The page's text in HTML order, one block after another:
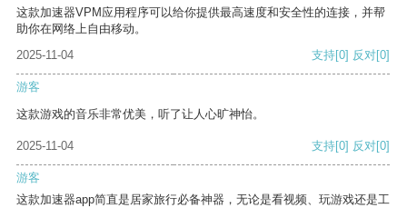
这款加速器VPM应用程序可以给你提供最高速度和安全性的连接，并帮
助你在网络上自由移动。
2025-11-04
支持[0] 反对[0]
游客
这款游戏的音乐非常优美，听了让人心旷神怡。
2025-11-04 支持[0] 反对[0]
游客
这款加速器app简直是居家旅行必备神器，无论是看视频、玩游戏还是工